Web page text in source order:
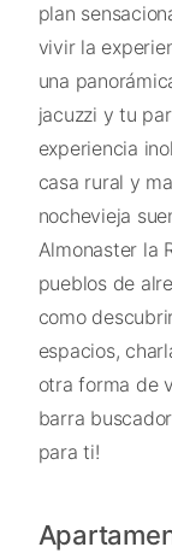
plan
vivir la
una
jacuzzi y tu
experiencia
casa rural y
nochevieja
Almonaster la
pueblos de
como
espacios,
otra forma de
barra
para ti!